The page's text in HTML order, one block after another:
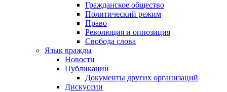
Гражданское общество
Политический режим
Право
Революция и оппозиция
Свобода слова
Язык вражды
Новости
Публикации
Документы других организаций
Дискуссии